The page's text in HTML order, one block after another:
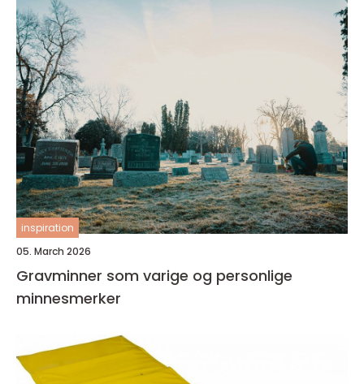
inspiration
05. March 2026
Gravminner som varige og personlige
minnesmerker